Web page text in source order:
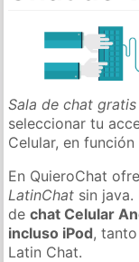
Sala de chat gratis
seleccionar tu
Celular, en
En QuieroChat
LatinChat sin
dechat Celular
incluso iPod,
Latin Chat.